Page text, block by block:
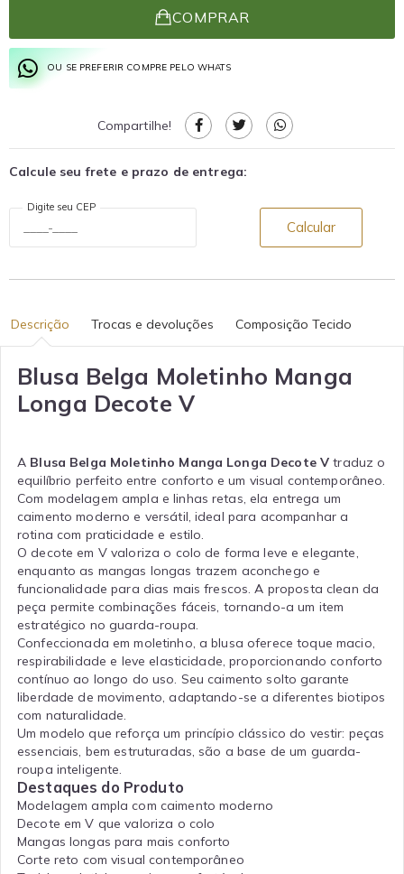
COMPRAR
OU SE PREFERIR COMPRE PELO WHATS
Compartilhe!
Calcule seu frete e prazo de entrega:
Digite seu CEP
Calcular
Descrição Trocas e devoluções Composição Tecido
Blusa Belga Moletinho Manga
Longa Decote V
A Blusa Belga Moletinho Manga Longa Decote V traduz o
equilíbrio perfeito entre conforto e um visual contemporâneo.
Com modelagem ampla e linhas retas, ela entrega um
caimento moderno e versátil, ideal para acompanhar a
rotina com praticidade e estilo.
O decote em V valoriza o colo de forma leve e elegante,
enquanto as mangas longas trazem aconchego e
funcionalidade para dias mais frescos. A proposta clean da
peça permite combinações fáceis, tornando-a um item
estratégico no guarda-roupa.
Confeccionada em moletinho, a blusa oferece toque macio,
respirabilidade e leve elasticidade, proporcionando conforto
contínuo ao longo do uso. Seu caimento solto garante
liberdade de movimento, adaptando-se a diferentes biotipos
com naturalidade.
Um modelo que reforça um princípio clássico do vestir: peças
essenciais, bem estruturadas, são a base de um guarda-
roupa inteligente.
Destaques do Produto
Modelagem ampla com caimento moderno
Decote em V que valoriza o colo
Mangas longas para mais conforto
Corte reto com visual contemporâneo